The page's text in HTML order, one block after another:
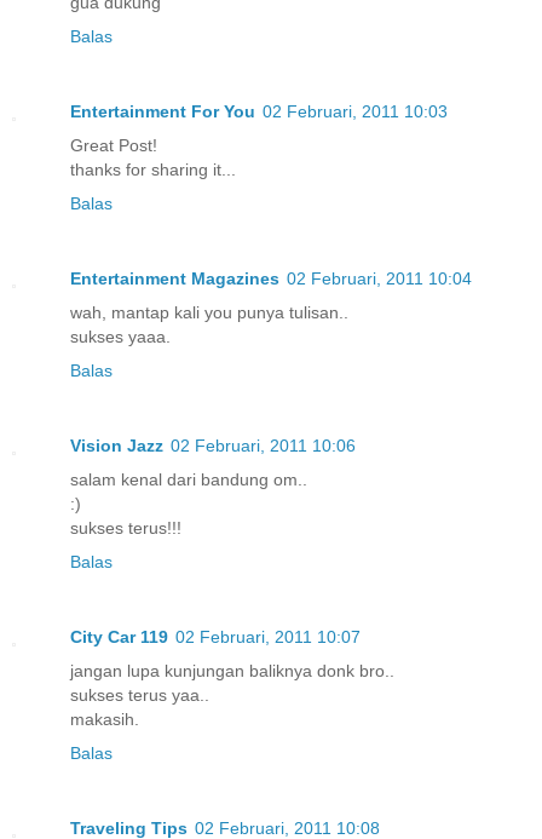
Balas
Entertainment For You 02 Februari, 2011 10:03
Great Post!
thanks for sharing it...
Balas
Entertainment Magazines 02 Februari, 2011 10:04
wah, mantap kali you punya tulisan..
sukses yaaa.
Balas
Vision Jazz 02 Februari, 2011 10:06
salam kenal dari bandung om..
:)
sukses terus!!!
Balas
City Car 119 02 Februari, 2011 10:07
jangan lupa kunjungan baliknya donk bro..
sukses terus yaa..
makasih.
Balas
Traveling Tips 02 Februari, 2011 10:08